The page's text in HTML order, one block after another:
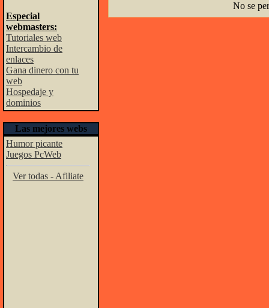
Especial
webmasters:
Tutoriales web
Intercambio de
enlaces
Gana dinero con tu
web
Hospedaje y
dominios
Las mejores webs
Humor picante
Juegos PcWeb
Ver todas - Afiliate
No se